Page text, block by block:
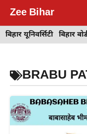
content
Zee Bihar
बिहार यूनिवर्सिटी बिहार
BRABU